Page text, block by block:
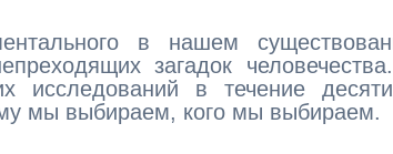
в нашем
загадок
исследований в течение
мы выбираем, кого мы выбираем.